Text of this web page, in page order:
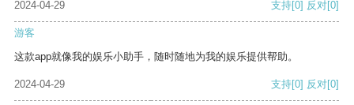
2024-04-29 支持[0] 反对[0]
游客
这款app就像我的娱乐小助手，随时随地为我的娱乐提供帮助。
2024-04-29 支持[0] 反对[0]